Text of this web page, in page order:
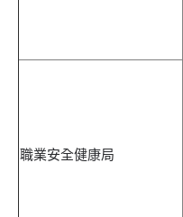
職業安全健康局